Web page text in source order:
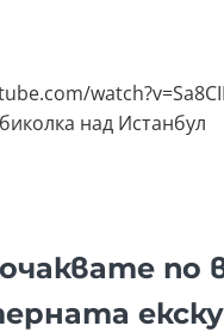
над Истанбул
по